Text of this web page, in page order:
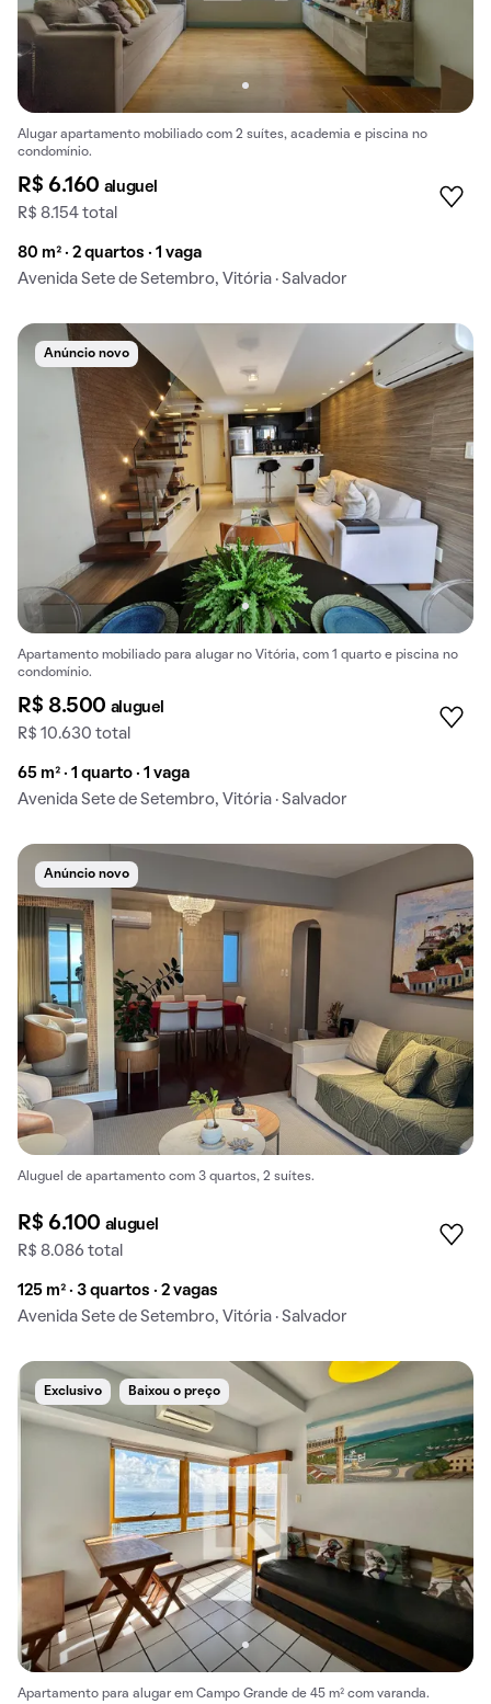
Alugar apartamento mobiliado com 2 suítes, academia e piscina no
condomínio.
R$ 6.160 aluguel
R$ 8.154 total
80 m² · 2 quartos · 1 vaga
Avenida Sete de Setembro, Vitória · Salvador
Anúncio novo
Apartamento mobiliado para alugar no Vitória, com 1 quarto e piscina no
condomínio.
R$ 8.500 aluguel
R$ 10.630 total
65 m² · 1 quarto · 1 vaga
Avenida Sete de Setembro, Vitória · Salvador
Anúncio novo
Aluguel de apartamento com 3 quartos, 2 suítes.
R$ 6.100 aluguel
R$ 8.086 total
125 m² · 3 quartos · 2 vagas
Avenida Sete de Setembro, Vitória · Salvador
Exclusivo Baixou o preço
Apartamento para alugar em Campo Grande de 45 m² com varanda.